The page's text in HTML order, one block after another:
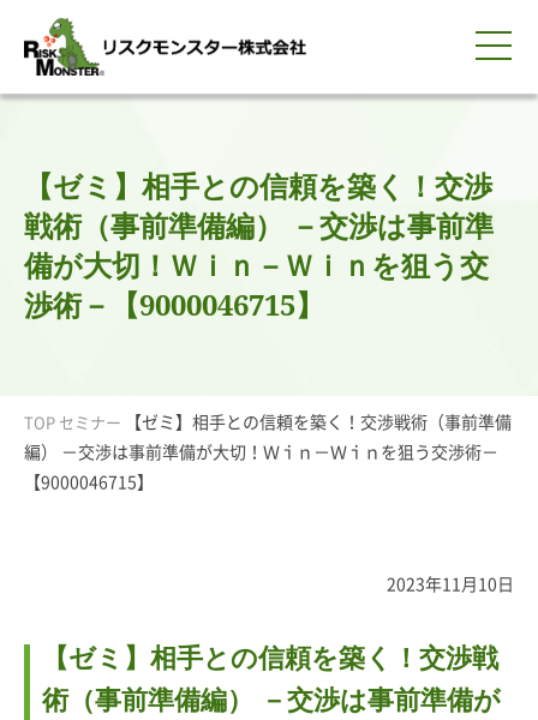
0120-259-440
資料請求
会員ログイン
簡体中文
ENGLISH
【ゼミ】相手との信頼を築く！交渉
戦術（事前準備編） －交渉は事前準
備が大切！Ｗｉｎ－Ｗｉｎを狙う交
渉術－【9000046715】
TOP セミナー
【ゼミ】相手との信頼を築く！交渉戦術（事前準備
編） －交渉は事前準備が大切！Ｗｉｎ－Ｗｉｎを狙う交渉術－
【9000046715】
2023年11月10日
【ゼミ】相手との信頼を築く！交渉戦
術（事前準備編） －交渉は事前準備が